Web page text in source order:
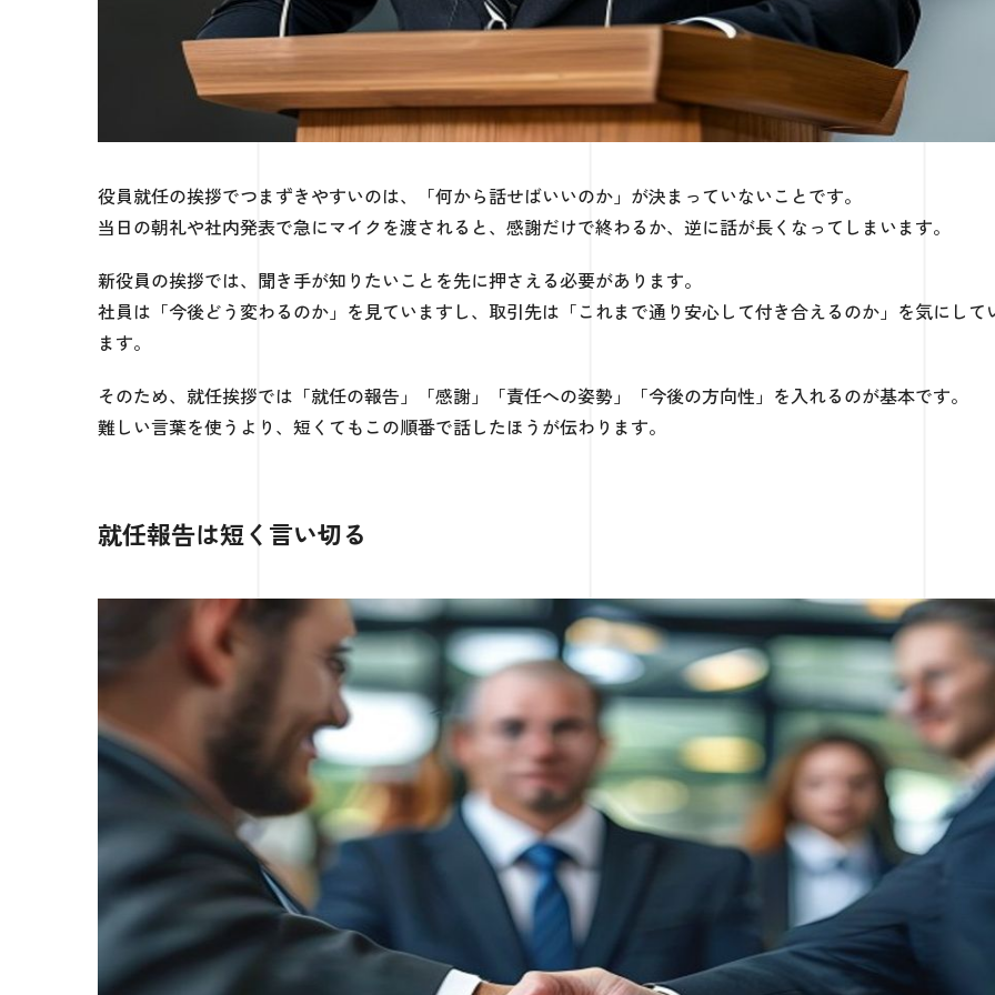
役員就任の挨拶でつまずきやすいのは、「何から話せばいいのか」が決まっていないことです。
当日の朝礼や社内発表で急にマイクを渡されると、感謝だけで終わるか、逆に話が長くなってしまいます。
新役員の挨拶では、聞き手が知りたいことを先に押さえる必要があります。
社員は「今後どう変わるのか」を見ていますし、取引先は「これまで通り安心して付き合えるのか」を気にして
ます。
そのため、就任挨拶では「就任の報告」「感謝」「責任への姿勢」「今後の方向性」を入れるのが基本です。
難しい言葉を使うより、短くてもこの順番で話したほうが伝わります。
就任報告は短く言い切る